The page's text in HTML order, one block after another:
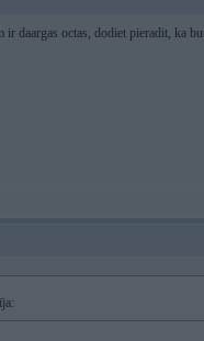
daargas octas, dodiet pieradit, ka